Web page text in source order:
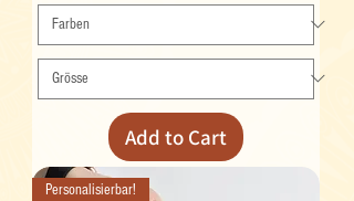
Add to Cart
Personalisierbar!